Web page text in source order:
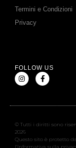
Termini e Condizioni
Privacy
FOLLOW US
© Tutti i diritti sono
2026
Questo sito è protetto